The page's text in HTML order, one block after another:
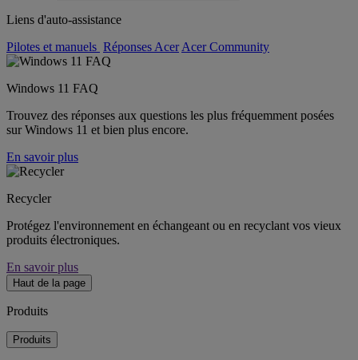
Liens d'auto-assistance
Pilotes et manuels Réponses Acer Acer Community
Windows 11 FAQ
Trouvez des réponses aux questions les plus fréquemment posées
sur Windows 11 et bien plus encore.
En savoir plus
Recycler
Protégez l'environnement en échangeant ou en recyclant vos vieux
produits électroniques.
En savoir plus
Haut de la page
Produits
Produits